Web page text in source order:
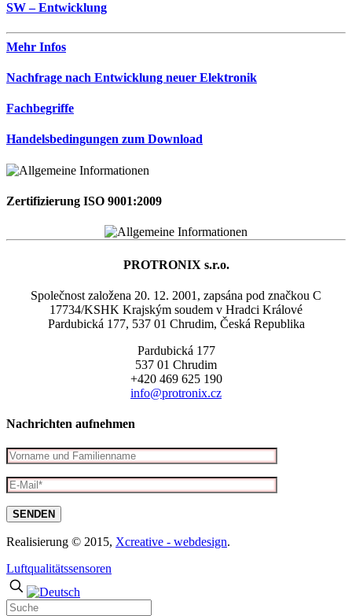
SW – Entwicklung
Mehr Infos
Nachfrage nach Entwicklung neuer Elektronik
Fachbegriffe
Handelsbedingungen zum Download
Zertifizierung ISO 9001:2009
PROTRONIX s.r.o.
Společnost založena 20. 12. 2001, zapsána pod značkou C
17734/KSHK Krajským soudem v Hradci Králové
Pardubická 177, 537 01 Chrudim, Česká Republika
Pardubická 177
537 01 Chrudim
+420 469 625 190
info@protronix.cz
Nachrichten aufnehmen
Realisierung © 2015, Xcreative - webdesign.
Luftqualitätssensoren